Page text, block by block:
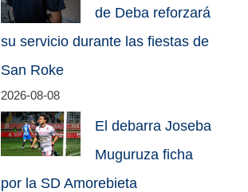
de Deba reforzará
su servicio durante las fiestas de
San Roke
2026-08-08
El debarra Joseba
Muguruza ficha
por la SD Amorebieta